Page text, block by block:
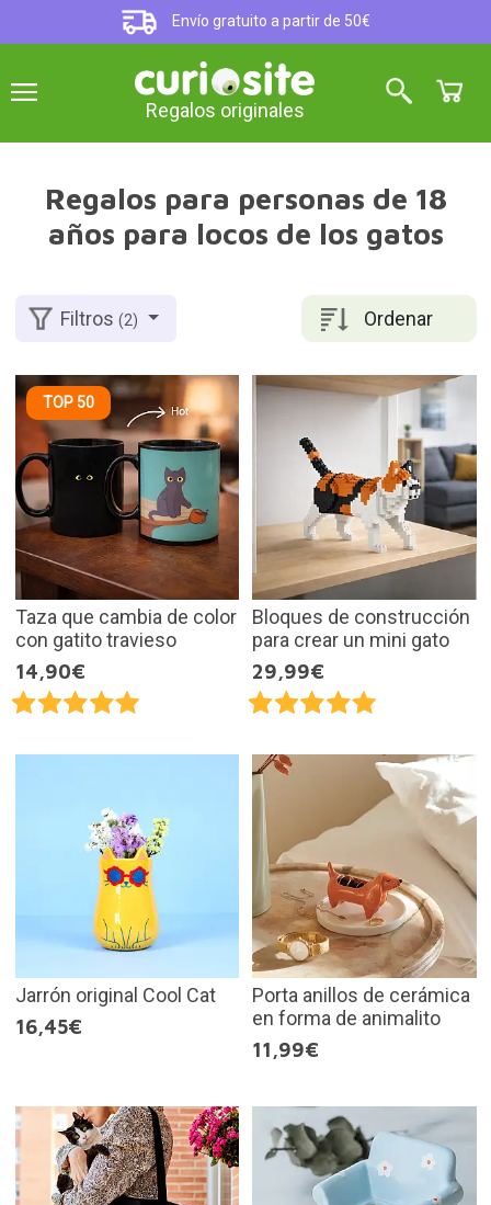
Envío gratuito a partir de 50€
Regalos originales
Regalos para personas de 18
años para locos de los gatos
Ordenar
Filtros(2)
TOP 50
Taza que cambia de color
con gatito travieso
14,90€
Bloques de construcción
para crear un mini gato
29,99€
Jarrón original Cool Cat
16,45€
Porta anillos de cerámica
en forma de animalito
11,99€